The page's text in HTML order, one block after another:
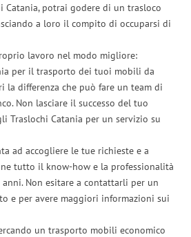
Catania, potrai godere di un trasloco
a loro il compito di occuparsi di
lavoro nel modo migliore:
per il trasporto dei tuoi mobili da
la differenza che può fare un team di
Non lasciare il successo del tuo
Traslochi Catania per un servizio su
ad accogliere le tue richieste e a
tutto il know-how e la professionalità
Non esitare a contattarli per un
e per avere maggiori informazioni sui
un trasporto mobili economico